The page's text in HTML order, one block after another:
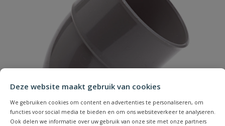
Deze website maakt gebruik van cookies
We gebruiken cookies om content en advertenties te personaliseren, om
functies voor social media te bieden en om ons websiteverkeer te analyseren.
Ook delen we informatie over uw gebruik van onze site met onze partners
Samenvatting
Beoordeling